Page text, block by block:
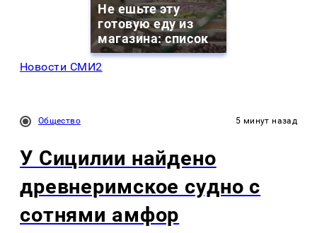
Не ешьте эту
готовую еду из
магазина: список
Новости СМИ2
Общество 5 минут назад
У Сицилии найдено
древнеримское судно с
сотнями амфор